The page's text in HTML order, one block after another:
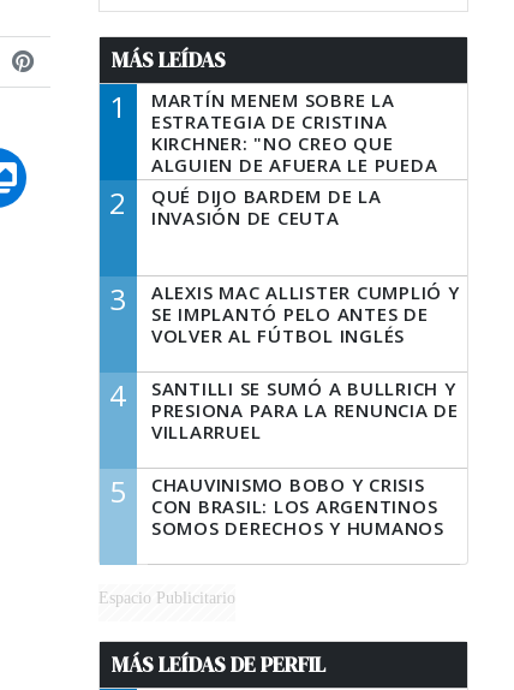
MÁS LEÍDAS
1
MARTÍN MENEM SOBRE LA
ESTRATEGIA DE CRISTINA
KIRCHNER: "NO CREO QUE
ALGUIEN DE AFUERA LE PUEDA
DECIR A LA JUSTICIA LO QUE
TIENE QUE HACER"
2
QUÉ DIJO BARDEM DE LA
INVASIÓN DE CEUTA
3
ALEXIS MAC ALLISTER CUMPLIÓ Y
SE IMPLANTÓ PELO ANTES DE
VOLVER AL FÚTBOL INGLÉS
4
SANTILLI SE SUMÓ A BULLRICH Y
PRESIONA PARA LA RENUNCIA DE
VILLARRUEL
5
CHAUVINISMO BOBO Y CRISIS
CON BRASIL: LOS ARGENTINOS
SOMOS DERECHOS Y HUMANOS
Espacio Publicitario
MÁS LEÍDAS DE PERFIL